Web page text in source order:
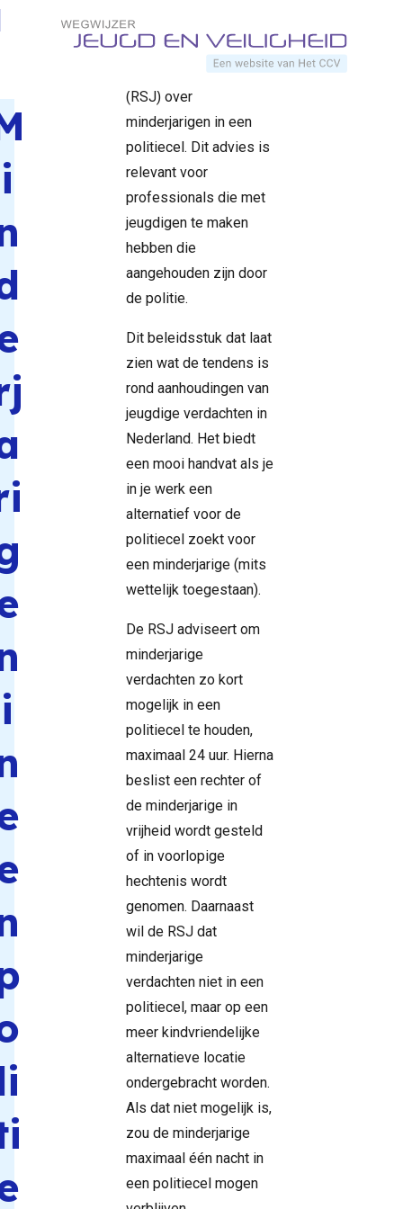
Direct naar content
Terug naar de startpagina
i
i
politiecel
voor
strafrechttoepassing
en jeugdbescherming
(RSJ) over
minderjarigen in een
politiecel. Dit advies is
relevant voor
professionals die met
jeugdigen te maken
hebben die
aangehouden zijn door
de politie.
Dit beleidsstuk dat laat
zien wat de tendens is
rond aanhoudingen van
jeugdige verdachten in
Nederland. Het biedt
een mooi handvat als je
in je werk een
alternatief voor de
politiecel zoekt voor
een minderjarige (mits
wettelijk toegestaan).
De RSJ adviseert om
minderjarige
verdachten zo kort
mogelijk in een
politiecel te houden,
maximaal 24 uur. Hierna
beslist een rechter of
de minderjarige in
vrijheid wordt gesteld
of in voorlopige
hechtenis wordt
genomen. Daarnaast
wil de RSJ dat
minderjarige
verdachten niet in een
politiecel, maar op een
meer kindvriendelijke
alternatieve locatie
ondergebracht worden.
Als dat niet mogelijk is,
zou de minderjarige
maximaal één nacht in
een politiecel mogen